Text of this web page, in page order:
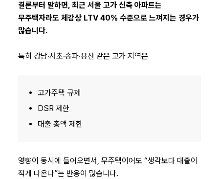
결론부터 말하면, 최근 서울 고가 신축 아파트는
무주택자라도 체감상 LTV 40% 수준으로 느껴지는 경우가
많습니다.
특히 강남·서초·송파·용산 같은 고가 지역은
고가주택 규제
DSR 제한
대출 총액 제한
영향이 동시에 들어오면서, 무주택이어도 “생각보다 대출이
적게 나온다”는 반응이 많습니다.